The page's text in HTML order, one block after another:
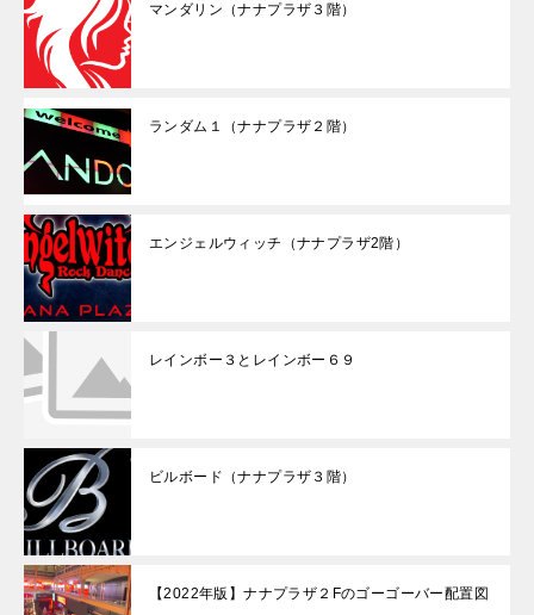
マンダリン（ナナプラザ３階）
ランダム１（ナナプラザ２階）
エンジェルウィッチ（ナナプラザ2階）
レインボー３とレインボー６９
ビルボード（ナナプラザ３階）
【2022年版】ナナプラザ２Fのゴーゴーバー配置図